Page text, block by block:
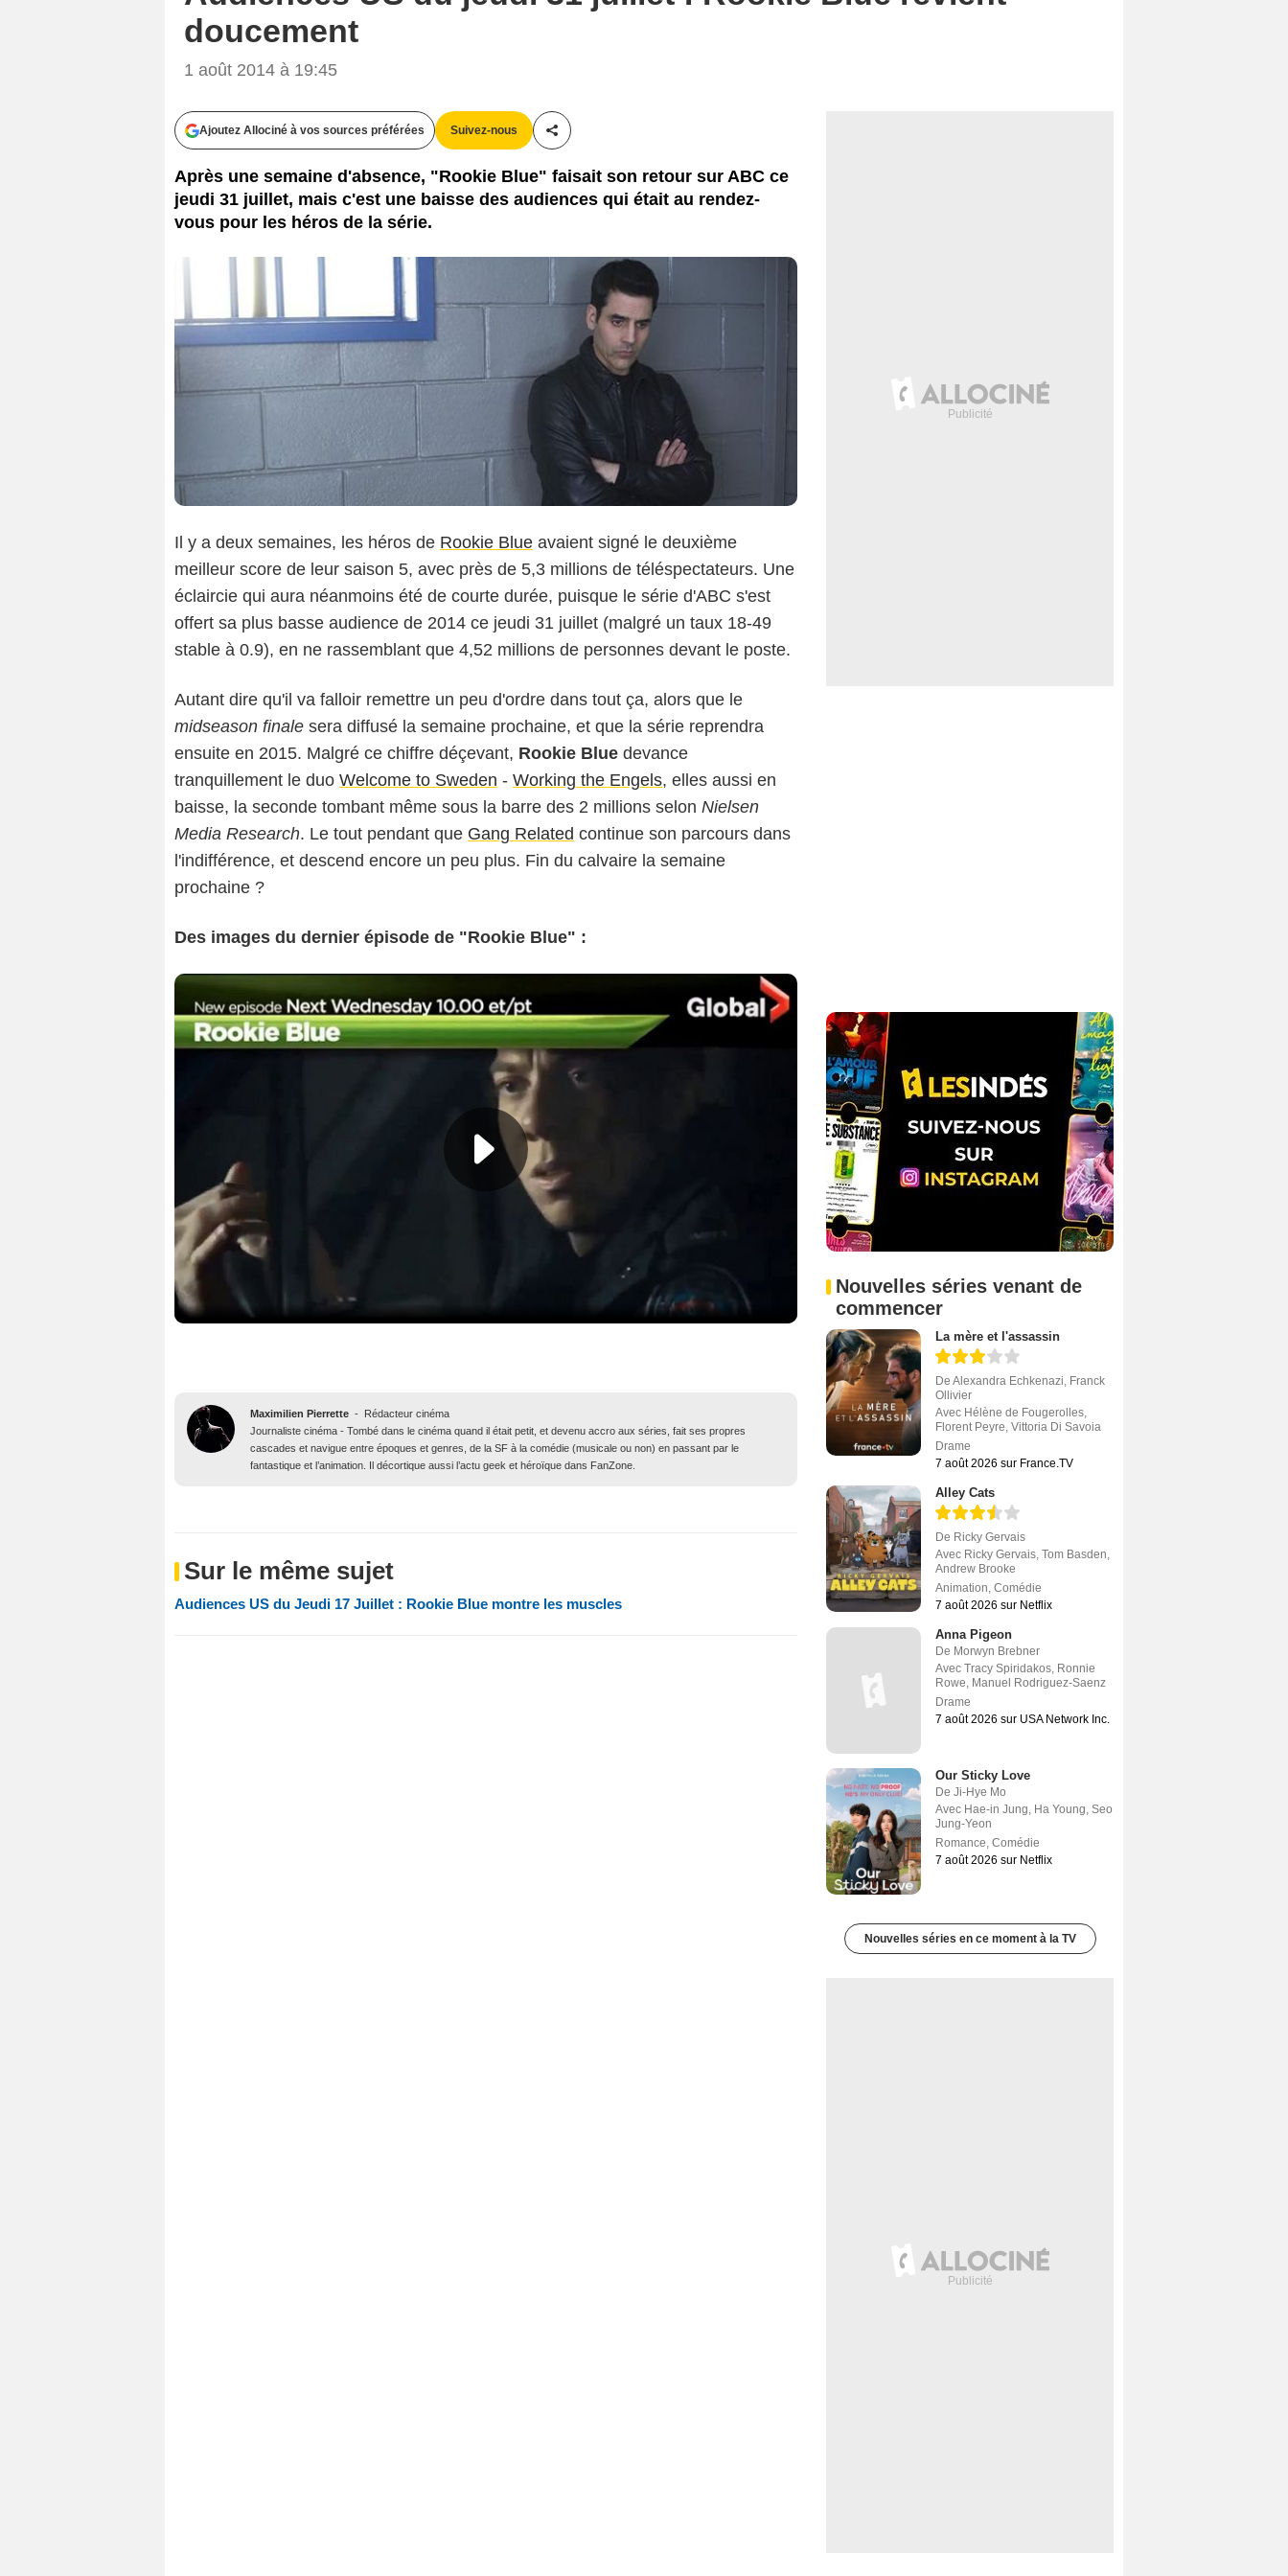
doucement
1 août 2014 à 19:45
Ajoutez Allociné à vos sources préférées Suivez-nous
Partager cet article
Après une semaine d'absence, "Rookie Blue" faisait son retour sur ABC ce
jeudi 31 juillet, mais c'est une baisse des audiences qui était au rendez-
vous pour les héros de la série.
Il y a deux semaines, les héros de Rookie Blue avaient signé le deuxième
meilleur score de leur saison 5, avec près de 5,3 millions de téléspectateurs. Une
éclaircie qui aura néanmoins été de courte durée, puisque le série d'ABC s'est
offert sa plus basse audience de 2014 ce jeudi 31 juillet (malgré un taux 18-49
stable à 0.9), en ne rassemblant que 4,52 millions de personnes devant le poste.
Autant dire qu'il va falloir remettre un peu d'ordre dans tout ça, alors que le
midseason finale sera diffusé la semaine prochaine, et que la série reprendra
ensuite en 2015. Malgré ce chiffre déçevant, Rookie Blue devance
tranquillement le duo Welcome to Sweden - Working the Engels, elles aussi en
baisse, la seconde tombant même sous la barre des 2 millions selon Nielsen
Media Research. Le tout pendant que Gang Related continue son parcours dans
l'indifférence, et descend encore un peu plus. Fin du calvaire la semaine
prochaine ?
Des images du dernier épisode de "Rookie Blue" :
Maximilien Pierrette -
Rédacteur cinéma
Journaliste cinéma - Tombé dans le cinéma quand il était petit, et devenu accro aux séries, fait ses propres
cascades et navigue entre époques et genres, de la SF à la comédie (musicale ou non) en passant par le
fantastique et l’animation. Il décortique aussi l’actu geek et héroïque dans FanZone.
Sur le même sujet
Audiences US du Jeudi 17 Juillet : Rookie Blue montre les muscles
Nouvelles séries venant de
commencer
La mère et l'assassin
De Alexandra Echkenazi Franck
Ollivier
Avec Hélène de Fougerolles
Florent Peyre Vittoria Di Savoia
Drame
7 août 2026 sur France.TV
Alley Cats
De Ricky Gervais
Avec Ricky Gervais Tom Basden
Andrew Brooke
Animation Comédie
7 août 2026 sur Netflix
Anna Pigeon
De Morwyn Brebner
Avec Tracy Spiridakos Ronnie
Rowe Manuel Rodriguez-Saenz
Drame
7 août 2026 sur USA Network Inc.
Our Sticky Love
De Ji-Hye Mo
Avec Hae-in Jung Ha Young Seo
Jung-Yeon
Romance Comédie
7 août 2026 sur Netflix
Nouvelles séries en ce moment à la TV